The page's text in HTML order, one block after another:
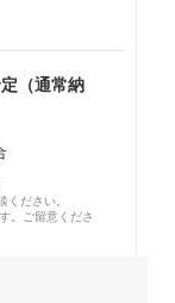
（通常納
ださい。
。ご留意くださ